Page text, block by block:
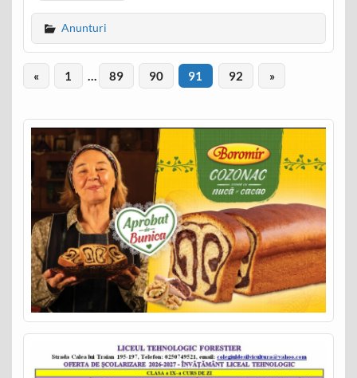
Anunturi
« 1 … 89 90 91 92 »